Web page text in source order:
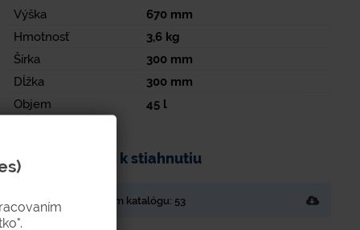
Výška 670 mm
Hmotnosť
3,6 kg
Šírka
300 mm
Dĺžka
300 mm
Objem
45 l
Dokumenty k stiahnutiu
Strana v tlačenom katalógu: 53